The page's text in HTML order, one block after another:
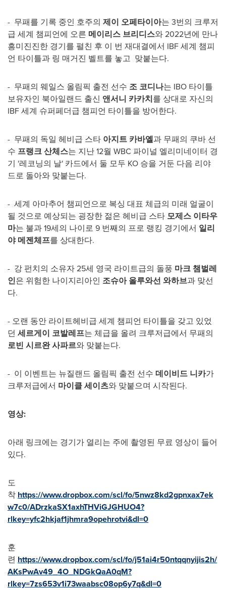
- 무패를 기록 중인 호주의 제이 오페타이아는 3번의 크루저
급 세계 챔피언에 오른 메이리스 브리디스와 2022년에 만나
흥미진진한 경기를 펼친 후 이 번 재대결에서 IBF 세계 챔피
언 타이틀과 링 매거진 벨트를 놓고 맞붙는다.
- 무패의 웨일스 올림픽 출전 선수 조 코디나는 IBO 타이틀
보유자인 북아일랜드 출신 앤서니 카카치를 상대로 자신의
IBF 세계 슈퍼페더급 챔피언 타이틀을 방어한다.
- 무패의 독일 헤비급 스타 아지트 카바옐과 무패의 쿠바 선
수 프랭크 산체스는 지난 12월 WBC 파이널 엘리미네이터 경
기 '레코닝의 날' 카드에서 둘 모두 KO 승을 거둔 다음 리야
드로 돌아와 맞붙는다.
- 세계 아마추어 챔피언으로 복싱 대표 체급의 미래 얼굴이
될 것으로 예상되는 굉장한 젊은 헤비급 스타 모제스 이타우
마는 불과 19세의 나이로 9 번째의 프로 랭킹 경기에서 일리
야 메젠체프를 상대한다.
- 강 펀치의 소유자 25세 영국 라이트급의 돌풍 마크 챔벌레
인은 위험한 나이지리아인 조슈아 올루와선 와하브과 맞선
다.
- 오랜 동안 라이트헤비급 세계 챔피언 타이틀을 갖고 있었
던 세르게이 코발레프는 체급을 올려 크루저급에서 무패의
로빈 시르완 사파르와 맞붙는다.
- 이 이벤트는 뉴질랜드 올림픽 출전 선수 데이비드 니카가
크루저급에서 마이클세이츠와 맞붙으며 시작된다.
영상:
아래 링크에는 경기가 열리는 주에 촬영된 무료 영상이 들어
있다.
도
착 https://www.dropbox.com/scl/fo/5nwz8kd2gpnxax7ek
w7c0/ADrzkaSX1axhTHViGJGHUO4?
rlkey=yfc2hkjaf1jhmra9opehrotvi&dl=0
훈
련 https://www.dropbox.com/scl/fo/j51ai4r50ntqqnyijis2h/
AKsPwAv49_4O_NDGkQaA0qM?
rlkey=7zs653v1i73waabsc08op6y7q&dl=0